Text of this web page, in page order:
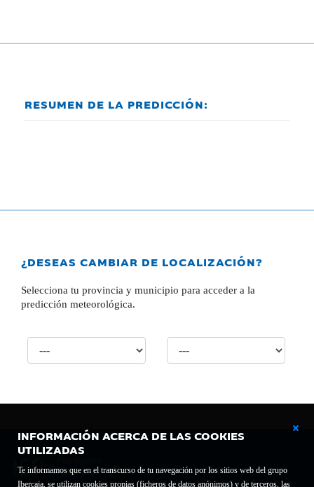
INFORMACIÓN ACERCA DE LAS COOKIES
UTILIZADAS
Te informamos que en el transcurso de tu navegación por los sitios web del grupo
Ibercaja, se utilizan cookies propias (ficheros de datos anónimos) y de terceros, las
RESUMEN DE LA PREDICCIÓN:
¿DESEAS CAMBIAR DE LOCALIZACIÓN?
Selecciona tu provincia y municipio para acceder a la
predicción meteorológica.